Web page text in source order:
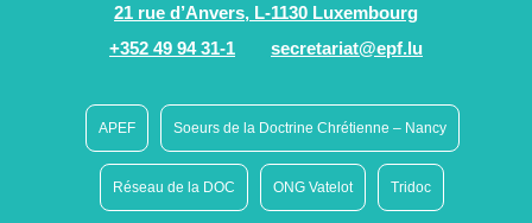
21 rue d’Anvers, L-1130 Luxembourg
+352 49 94 31-1
secretariat@epf.lu
APEF Soeurs de la Doctrine Chrétienne – Nancy
Réseau de la DOC ONG Vatelot Tridoc